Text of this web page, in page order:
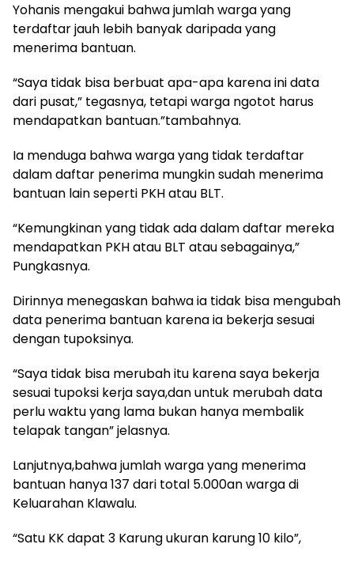
Yohanis mengakui bahwa jumlah warga yang
terdaftar jauh lebih banyak daripada yang
menerima bantuan.
“Saya tidak bisa berbuat apa-apa karena ini data
dari pusat,” tegasnya, tetapi warga ngotot harus
mendapatkan bantuan.”tambahnya.
Ia menduga bahwa warga yang tidak terdaftar
dalam daftar penerima mungkin sudah menerima
bantuan lain seperti PKH atau BLT.
“Kemungkinan yang tidak ada dalam daftar mereka
mendapatkan PKH atau BLT atau sebagainya,”
Pungkasnya.
Dirinnya menegaskan bahwa ia tidak bisa mengubah
data penerima bantuan karena ia bekerja sesuai
dengan tupoksinya.
“Saya tidak bisa merubah itu karena saya bekerja
sesuai tupoksi kerja saya,dan untuk merubah data
perlu waktu yang lama bukan hanya membalik
telapak tangan” jelasnya.
Lanjutnya,bahwa jumlah warga yang menerima
bantuan hanya 137 dari total 5.000an warga di
Keluarahan Klawalu.
“Satu KK dapat 3 Karung ukuran karung 10 kilo”,